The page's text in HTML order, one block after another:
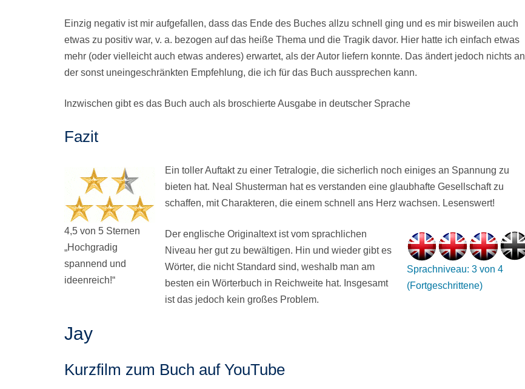
Einzig negativ ist mir aufgefallen, dass das Ende des Buches allzu schnell ging und es mir bisweilen auch
etwas zu positiv war, v. a. bezogen auf das heiße Thema und die Tragik davor. Hier hatte ich einfach etwas
mehr (oder vielleicht auch etwas anderes) erwartet, als der Autor liefern konnte. Das ändert jedoch nichts an
der sonst uneingeschränkten Empfehlung, die ich für das Buch aussprechen kann.
Inzwischen gibt es das Buch auch als broschierte Ausgabe in deutscher Sprache
Fazit
4,5 von 5 Sternen
„Hochgradig
spannend und
ideenreich!“
Ein toller Auftakt zu einer Tetralogie, die sicherlich noch einiges an Spannung zu
bieten hat. Neal Shusterman hat es verstanden eine glaubhafte Gesellschaft zu
schaffen, mit Charakteren, die einem schnell ans Herz wachsen. Lesenswert!
Sprachniveau: 3 von 4
(Fortgeschrittene)
Der englische Originaltext ist vom sprachlichen
Niveau her gut zu bewältigen. Hin und wieder gibt es
Wörter, die nicht Standard sind, weshalb man am
besten ein Wörterbuch in Reichweite hat. Insgesamt
ist das jedoch kein großes Problem.
Jay
Kurzfilm zum Buch auf YouTube